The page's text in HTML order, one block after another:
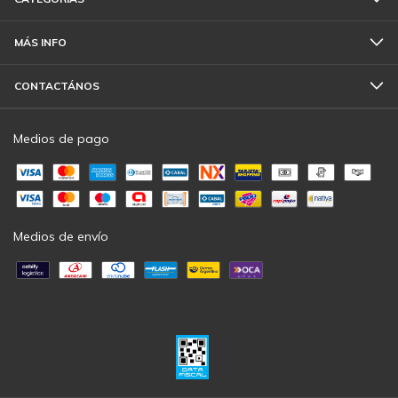
MÁS INFO
CONTACTÁNOS
Medios de pago
Medios de envío